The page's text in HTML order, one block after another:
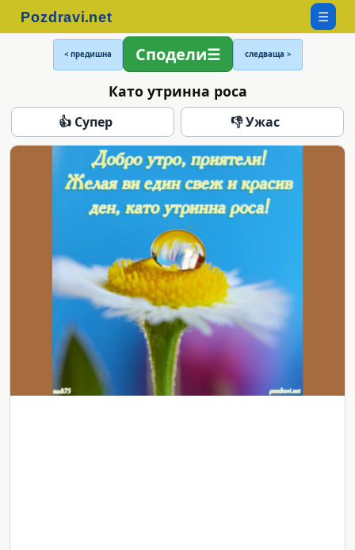
☰
< предишна Сподели следваща >
Като утринна роса
👍 Супер 👎 Ужас